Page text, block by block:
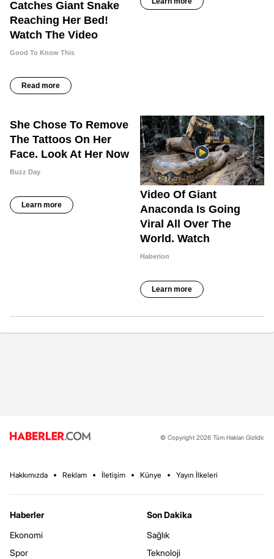
© Copyright 2026 Tüm Hakları Gizlidir.
Hakkımızda Reklam İletişim Künye Yayın İlkeleri
Haberler
Ekonomi
Spor
Son Dakika
Sağlık
Teknoloji